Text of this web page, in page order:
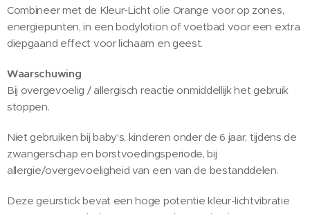
Combineer met de Kleur-Licht olie Orange voor op zones,
energiepunten, in een bodylotion of voetbad voor een extra
diepgaand effect voor lichaam en geest.
Waarschuwing
Bij overgevoelig / allergisch reactie onmiddellijk het gebruik
stoppen.
Niet gebruiken bij baby's, kinderen onder de 6 jaar, tijdens de
zwangerschap en borstvoedingsperiode, bij
allergie/overgevoeligheid van een van de bestanddelen.
Deze geurstick bevat een hoge potentie kleur-lichtvibratie